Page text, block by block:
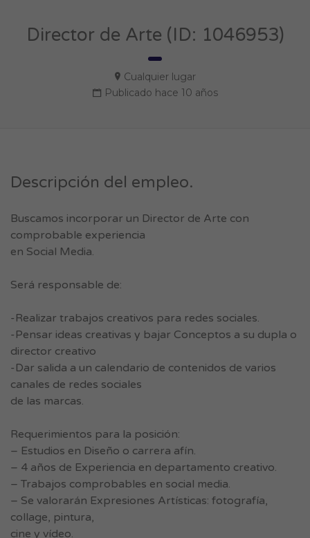
Director de Arte (ID: 1046953)
Cualquier lugar
Publicado hace 10 años
Descripción del empleo.
Buscamos incorporar un Director de Arte con
comprobable experiencia
en Social Media.
Será responsable de:
-Realizar trabajos creativos para redes sociales.
-Pensar ideas creativas y bajar Conceptos a su dupla o
director creativo
-Dar salida a un calendario de contenidos de varios
canales de redes sociales
de las marcas.
Requerimientos para la posición:
– Estudios en Diseño o carrera afín.
– 4 años de Experiencia en departamento creativo.
– Trabajos comprobables en social media.
– Se valorarán Expresiones Artísticas: fotografía,
collage, pintura,
cine y vídeo.